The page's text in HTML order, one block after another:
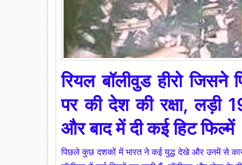
रियलबॉलीवुडहीरो जिसने
पर की देश की रक्षा, लड़ी
और बाद मेंदीकई हिट फिल्में
पिछले कुछ दशकों में भारत ने कई युद्ध देखे और उनमें से